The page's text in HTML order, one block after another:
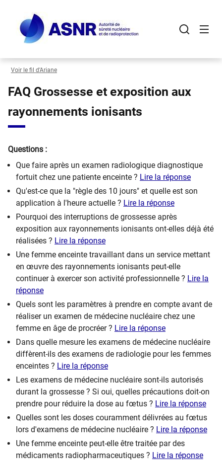
contenu
principal
Voir le fil d’Ariane
FAQ Grossesse et exposition aux
rayonnements ionisants
Questions :
Que faire après un examen radiologique diagnostique
fortuit chez une patiente enceinte ? Lire la réponse
Qu'est-ce que la "règle des 10 jours" et quelle est son
application à l'heure actuelle ? Lire la réponse
Pourquoi des interruptions de grossesse après
exposition aux rayonnements ionisants ont-elles déjà été
réalisées ? Lire la réponse
Une femme enceinte travaillant dans un service mettant
en œuvre des rayonnements ionisants peut-elle
continuer à exercer son activité professionnelle ? Lire la
réponse
Quels sont les paramètres à prendre en compte avant de
réaliser un examen de médecine nucléaire chez une
femme en âge de procréer ? Lire la réponse
Dans quelle mesure les examens de médecine nucléaire
diffèrent-ils des examens de radiologie pour les femmes
enceintes ? Lire la réponse
Les examens de médecine nucléaire sont-ils autorisés
durant la grossesse ? Si oui, quelles précautions doit-on
prendre pour réduire la dose au fœtus ? Lire la réponse
Quelles sont les doses couramment délivrées au fœtus
lors d'examens de médecine nucléaire ? Lire la réponse
Une femme enceinte peut-elle être traitée par des
médicaments radiopharmaceutiques ? Lire la réponse